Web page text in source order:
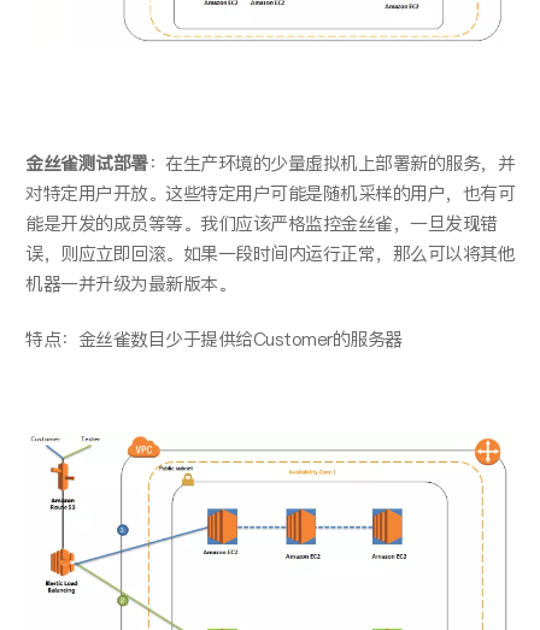
金丝雀测试部署：在生产环境的少量虚拟机上部署新的服务，并
对特定用户开放。这些特定用户可能是随机采样的用户，也有可
能是开发的成员等等。我们应该严格监控金丝雀，一旦发现错
误，则应立即回滚。如果一段时间内运行正常，那么可以将其他
机器一并升级为最新版本。
特点：金丝雀数目少于提供给Customer的服务器